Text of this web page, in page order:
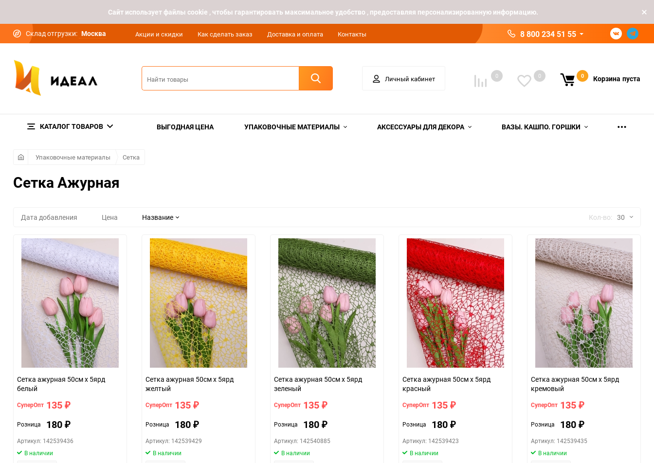
Cайт использует файлы cookie , чтобы гарантировать максимальное удобство , предоставляя персонализированную информацию.
Склад отгрузки: Москва Акции и скидки Как сделать заказ Доставка и оплата Контакты 8 800 234 51 55
Личный кабинет 0 0 0 Корзина пуста
КАТАЛОГ ТОВАРОВ ВЫГОДНАЯ ЦЕНА УПАКОВОЧНЫЕ МАТЕРИАЛЫ АКСЕССУАРЫ ДЛЯ ДЕКОРА ВАЗЫ. КАШПО. ГОРШКИ
Упаковочные материалы Сетка
Сетка Ажурная
Дата добавления Цена Название Кол-во: 30
30
60
90
150
Сетка ажурная 50см х 5ярд
белый
СуперОпт 135 ₽
Розница 180 ₽
Артикул: 142539436
В наличии
Сетка ажурная 50см х 5ярд
желтый
СуперОпт 135 ₽
Розница 180 ₽
Артикул: 142539429
В наличии
Сетка ажурная 50см х 5ярд
зеленый
СуперОпт 135 ₽
Розница 180 ₽
Артикул: 142540885
В наличии
Сетка ажурная 50см х 5ярд
красный
СуперОпт 135 ₽
Розница 180 ₽
Артикул: 142539423
В наличии
Сетка ажурная 50см х 5ярд
кремовый
СуперОпт 135 ₽
Розница 180 ₽
Артикул: 142539435
В наличии